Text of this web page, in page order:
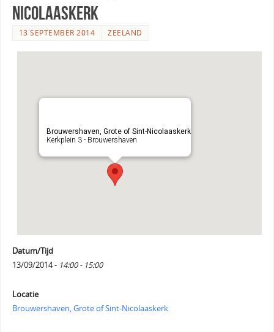
Nicolaaskerk
13 SEPTEMBER 2014 ZEELAND
Brouwershaven, Grote of Sint-Nicolaaskerk
Kerkplein 3 - Brouwershaven
Datum/Tijd
13/09/2014 - 14:00 - 15:00
Locatie
Brouwershaven, Grote of Sint-Nicolaaskerk